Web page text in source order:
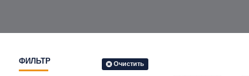
ФИЛЬТР Очистить